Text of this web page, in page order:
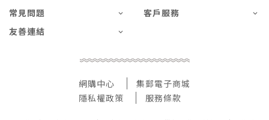
常見問題
客戶服務
友善連結
網購中心
集郵電子商城
隱私權政策
服務條款